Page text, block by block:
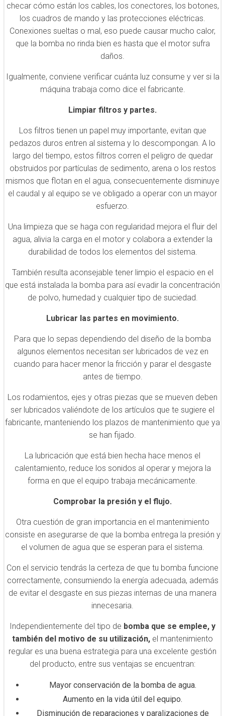
checar cómo están los cables, los conectores, los botones,
los cuadros de mando y las protecciones eléctricas.
Conexiones sueltas o mal, eso puede causar mucho calor,
que la bomba no rinda bien es hasta que el motor sufra
daños.
Igualmente, conviene verificar cuánta luz consume y ver si la
máquina trabaja como dice el fabricante.
Limpiar filtros y partes.
Los filtros tienen un papel muy importante, evitan que
pedazos duros entren al sistema y lo descompongan. A lo
largo del tiempo, estos filtros corren el peligro de quedar
obstruidos por partículas de sedimento, arena o los restos
mismos que flotan en el agua, consecuentemente disminuye
el caudal y al equipo se ve obligado a operar con un mayor
esfuerzo.
Una limpieza que se haga con regularidad mejora el fluir del
agua, alivia la carga en el motor y colabora a extender la
durabilidad de todos los elementos del sistema.
También resulta aconsejable tener limpio el espacio en el
que está instalada la bomba para así evadir la concentración
de polvo, humedad y cualquier tipo de suciedad.
Lubricar las partes en movimiento.
Para que lo sepas dependiendo del diseño de la bomba
algunos elementos necesitan ser lubricados de vez en
cuando para hacer menor la fricción y parar el desgaste
antes de tiempo.
Los rodamientos, ejes y otras piezas que se mueven deben
ser lubricados valiéndote de los artículos que te sugiere el
fabricante, manteniendo los plazos de mantenimiento que ya
se han fijado.
La lubricación que está bien hecha hace menos el
calentamiento, reduce los sonidos al operar y mejora la
forma en que el equipo trabaja mecánicamente.
Comprobar la presión y el flujo.
Otra cuestión de gran importancia en el mantenimiento
consiste en asegurarse de que la bomba entrega la presión y
el volumen de agua que se esperan para el sistema.
Con el servicio tendrás la certeza de que tu bomba funcione
correctamente, consumiendo la energía adecuada, además
de evitar el desgaste en sus piezas internas de una manera
innecesaria.
Independientemente del tipo de bomba que se emplee, y
también del motivo de su utilización, el mantenimiento
regular es una buena estrategia para una excelente gestión
del producto, entre sus ventajas se encuentran:
Mayor conservación de la bomba de agua.
Aumento en la vida útil del equipo.
Disminución de reparaciones y paralizaciones de